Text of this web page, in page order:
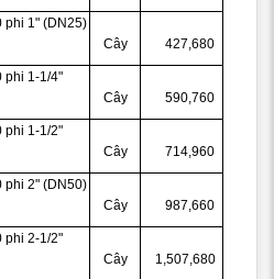
phi 1" (DN25)
Cây 427,680
phi 1-1/4"
Cây 590,760
phi 1-1/2"
Cây 714,960
phi 2" (DN50)
Cây 987,660
phi 2-1/2"
Cây 1,507,680